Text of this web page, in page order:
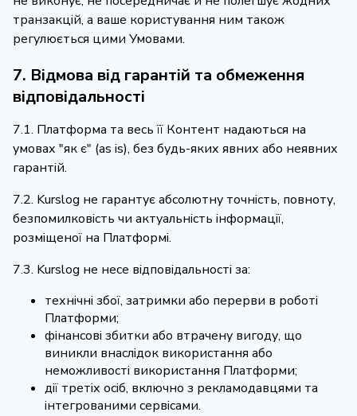
транзакцій, а ваше користування ним також
регулюється цими Умовами.
7. Відмова від гарантій та обмеження
відповідальності
7.1. Платформа та весь її Контент надаються на
умовах "як є" (as is), без будь-яких явних або неявних
гарантій.
7.2. Kurslog не гарантує абсолютну точність, повноту,
безпомилковість чи актуальність інформації,
розміщеної на Платформі.
7.3. Kurslog не несе відповідальності за:
технічні збої, затримки або перерви в роботі
Платформи;
фінансові збитки або втрачену вигоду, що
виникли внаслідок використання або
неможливості використання Платформи;
дії третіх осіб, включно з рекламодавцями та
інтегрованими сервісами.